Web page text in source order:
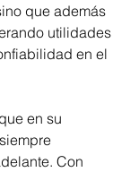
que además
utilidades
en el
en su
Con